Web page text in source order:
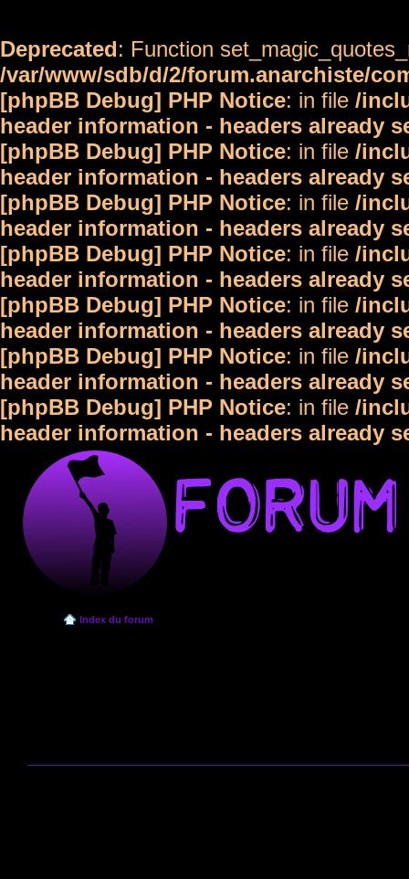
Deprecated: Function
/var/www/sdb/d/2/forum.anarchiste/
[phpBB Debug] PHP Notice: in file /
header information - headers already
[phpBB Debug] PHP Notice: in file /
header information - headers already
[phpBB Debug] PHP Notice: in file /
header information - headers already
[phpBB Debug] PHP Notice: in file /
header information - headers already
[phpBB Debug] PHP Notice: in file /
header information - headers already
[phpBB Debug] PHP Notice: in file /
header information - headers already
[phpBB Debug] PHP Notice: in file /
header information - headers already
Index du forum